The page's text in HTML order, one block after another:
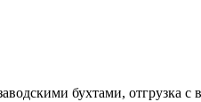
бухтами, отгрузка с